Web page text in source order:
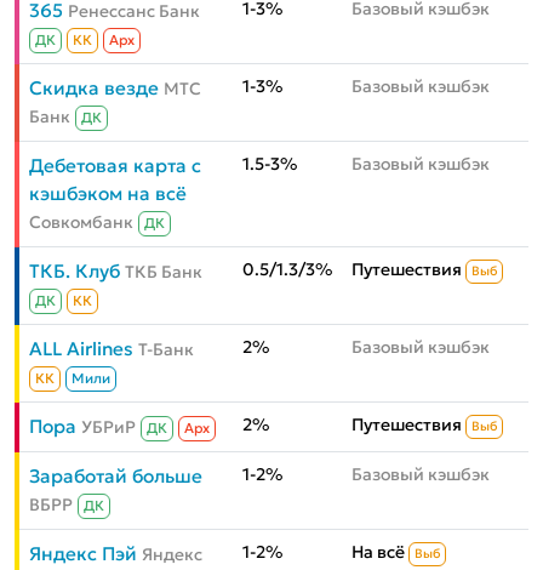
365 Ренессанс Банк
ДК КК Aрх
1-3% Базовый кэшбэк
Скидка везде МТС
Банк
ДК
1-3% Базовый кэшбэк
Дебетовая карта с
кэшбэком на всё
Совкомбанк ДК
1.5-3% Базовый кэшбэк
ТКБ. Клуб ТКБ Банк
ДК КК
0.5/1.3/3% Путешествия Выб
ALL Airlines Т-Банк
КК Мили
2% Базовый кэшбэк
Пора УБРиР ДК Aрх 2% Путешествия Выб
Заработай больше
ВБРР ДК
1-2% Базовый кэшбэк
Яндекс Пэй Яндекс
1-2% На всё Выб